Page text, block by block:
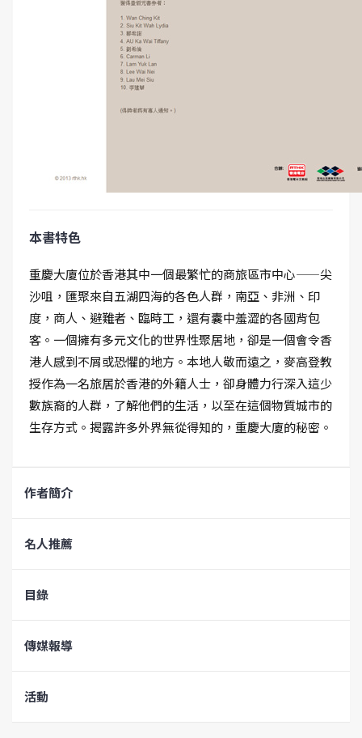
本書特色
重慶大廈位於香港其中一個最繁忙的商旅區市中心——尖
沙咀，匯聚來自五湖四海的各色人群，南亞、非洲、印
度，商人、避難者、臨時工，還有囊中羞澀的各國背包
客。一個擁有多元文化的世界性聚居地，卻是一個會令香
港人感到不屑或恐懼的地方。本地人敬而遠之，麥高登教
授作為一名旅居於香港的外籍人士，卻身體力行深入這少
數族裔的人群，了解他們的生活，以至在這個物質城市的
生存方式。揭露許多外界無從得知的，重慶大廈的秘密。
作者簡介
名人推薦
目錄
傳媒報導
活動